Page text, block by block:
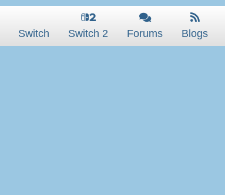
Switch Switch 2 Forums Blogs